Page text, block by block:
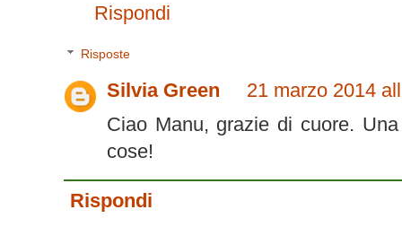
Rispondi
Risposte
Silvia Green
21 marzo 2014
Ciao Manu, grazie di cuore.
cose!
Rispondi